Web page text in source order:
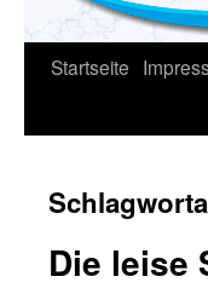
Startseite
Die leise